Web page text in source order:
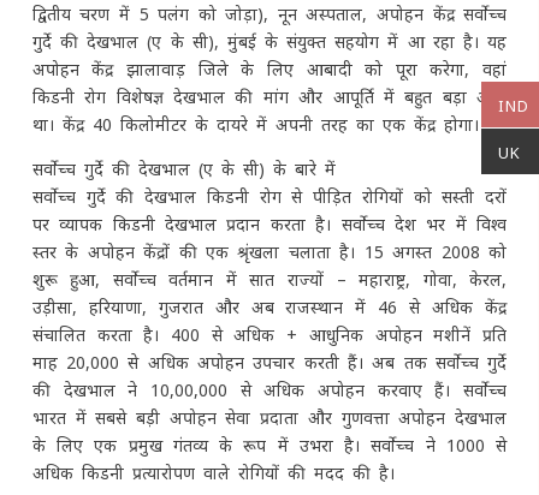
IND
UK
द्वितीय चरण में 5 पलंग को जोड़ा), नून अस्पताल, अपोहन केंद्र सर्वोच्च
गुर्दे की देखभाल (ए के सी), मुंबई के संयुक्त सहयोग में आ रहा है। यह
अपोहन केंद्र झालावाड़ जिले के लिए आबादी को पूरा करेगा, वहां
किडनी रोग विशेषज्ञ देखभाल की मांग और आपूर्ति में बहुत बड़ा अंतर
था। केंद्र 40 किलोमीटर के दायरे में अपनी तरह का एक केंद्र होगा।
सर्वोच्च गुर्दे की देखभाल (ए के सी) के बारे में
सर्वोच्च गुर्दे की देखभाल किडनी रोग से पीड़ित रोगियों को सस्ती दरों
पर व्यापक किडनी देखभाल प्रदान करता है। सर्वोच्च देश भर में विश्व
स्तर के अपोहन केंद्रों की एक श्रृंखला चलाता है। 15 अगस्त 2008 को
शुरू हुआ, सर्वोच्च वर्तमान में सात राज्यों – महाराष्ट्र, गोवा, केरल,
उड़ीसा, हरियाणा, गुजरात और अब राजस्थान में 46 से अधिक केंद्र
संचालित करता है। 400 से अधिक + आधुनिक अपोहन मशीनें प्रति
माह 20,000 से अधिक अपोहन उपचार करती हैं। अब तक सर्वोच्च गुर्दे
की देखभाल ने 10,00,000 से अधिक अपोहन करवाए हैं। सर्वोच्च
भारत में सबसे बड़ी अपोहन सेवा प्रदाता और गुणवत्ता अपोहन देखभाल
के लिए एक प्रमुख गंतव्य के रूप में उभरा है। सर्वोच्च ने 1000 से
अधिक किडनी प्रत्यारोपण वाले रोगियों की मदद की है।